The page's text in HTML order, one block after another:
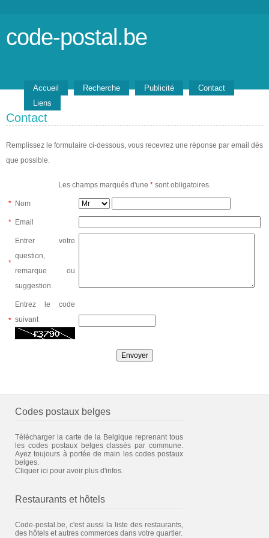
code-postal.be
Accueil Recherche Publicité
Contact
Liens
Contact
Remplissez le formulaire ci-dessous, vous recevrez une réponse par email dès
que possible.
Les champs marqués d'une * sont obligatoires.
* Nom
* Email
*
Entrer votre
question,
remarque ou
suggestion.
*
Entrez le code
suivant
Codes postaux belges
Télécharger la carte de la Belgique reprenant tous
les codes postaux belges classés par commune.
Ayez toujours à portée de main les codes postaux
belges.
Cliquer ici pour avoir plus d'infos.
Restaurants et hôtels
Code-postal.be, c'est aussi la liste des restaurants,
des hôtels et autres commerces dans votre quartier.